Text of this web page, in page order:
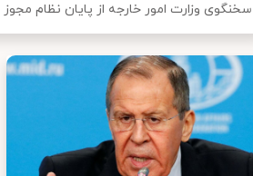
سخنگوی وزارت امور خارجه از پایان نظام